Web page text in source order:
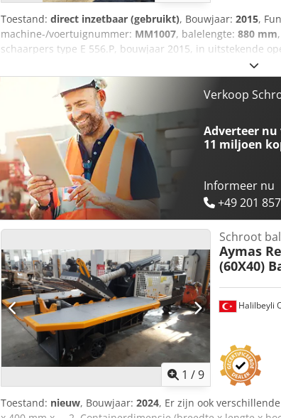
Toestand: direct inzetbaar (gebruikt), Bouwjaar: 2015,
machine-/voertuignummer: MM1007, balelengte: 880 mm
schaarpers type E 556.P, bouwjaar 2015, in uitstekende
Ideale machine voor het persen en knippen van alle
gemengde schroot en voertuigen. Technische gegevens
Kniphoogte: ca. 640 mm Baklengte: 5.600 mm Open
Breedte: 880 mm Dksdpfoy Iblwsx Ad Sor Hoogte: 600
Bedieningscabine Afstandsbediening Volledige
Verkoop
Adverteer nu
11 miljoen
Informeer nu
+49 201
1 /9
Halilbeyli
Schroot
Aymas
(60X40)
Toestand: nieuw, Bouwjaar: 2024, Er zijn ook